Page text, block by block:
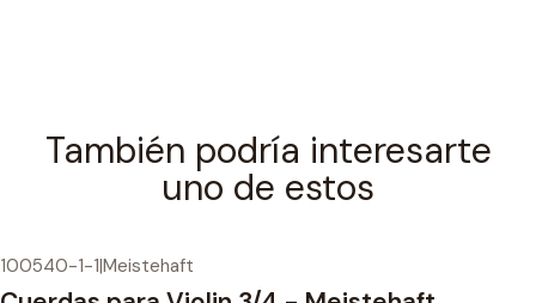
También podría interesarte
uno de estos
100540-1-1|Meistehaft